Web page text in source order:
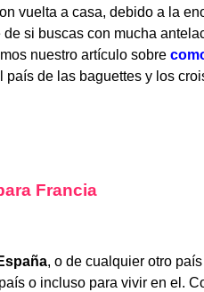
vuelta a casa, debido a la
de si buscas con mucha
nuestro artículo sobre
país de las baguettes y los
Francia
, o de cualquier otro
o incluso para vivir en el.